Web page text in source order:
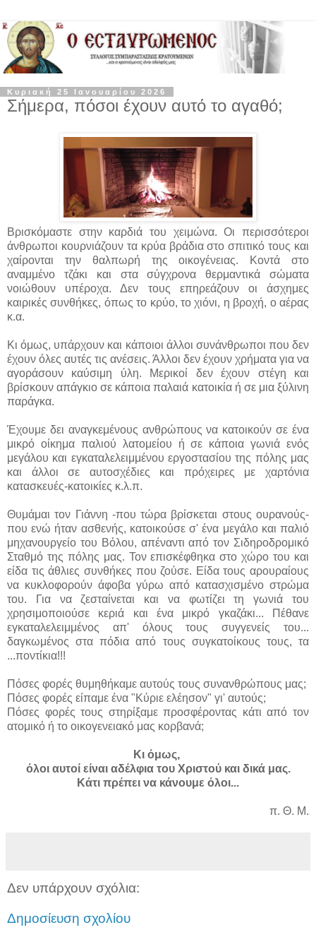
Κυριακή 25 Ιανουαρίου 2026
Σήμερα, πόσοι έχουν αυτό το αγαθό;
Βρισκόμαστε στην καρδιά του χειμώνα. Οι περισσότεροι
άνθρωποι κουρνιάζουν τα κρύα βράδια στο σπιτικό τους και
χαίρονται την θαλπωρή της οικογένειας. Κοντά στο
αναμμένο τζάκι και στα σύγχρονα θερμαντικά σώματα
νοιώθουν υπέροχα. Δεν τους επηρεάζουν οι άσχημες
καιρικές συνθήκες, όπως το κρύο, το χιόνι, η βροχή, ο αέρας
κ.α.
Κι όμως, υπάρχουν και κάποιοι άλλοι συνάνθρωποι που δεν
έχουν όλες αυτές τις ανέσεις. Άλλοι δεν έχουν χρήματα για να
αγοράσουν καύσιμη ύλη. Μερικοί δεν έχουν στέγη και
βρίσκουν απάγκιο σε κάποια παλαιά κατοικία ή σε μια ξύλινη
παράγκα.
Έχουμε δει αναγκεμένους ανθρώπους να κατοικούν σε ένα
μικρό οίκημα παλιού λατομείου ή σε κάποια γωνιά ενός
μεγάλου και εγκαταλελειμμένου εργοστασίου της πόλης μας
και άλλοι σε αυτοσχέδιες και πρόχειρες με χαρτόνια
κατασκευές-κατοικίες κ.λ.π.
Θυμάμαι τον Γιάννη -που τώρα βρίσκεται στους ουρανούς-
που ενώ ήταν ασθενής, κατοικούσε σ' ένα μεγάλο και παλιό
μηχανουργείο του Βόλου, απέναντι από τον Σιδηροδρομικό
Σταθμό της πόλης μας. Τον επισκέφθηκα στο χώρο του και
είδα τις άθλιες συνθήκες που ζούσε. Είδα τους αρουραίους
να κυκλοφορούν άφοβα γύρω από κατασχισμένο στρώμα
του. Για να ζεσταίνεται και να φωτίζει τη γωνιά του
χρησιμοποιούσε κεριά και ένα μικρό γκαζάκι... Πέθανε
εγκαταλελειμμένος απ' όλους τους συγγενείς του...
δαγκωμένος στα πόδια από τους συγκατοίκους τους, τα
...ποντίκια!!!
Πόσες φορές θυμηθήκαμε αυτούς τους συνανθρώπους μας;
Πόσες φορές είπαμε ένα "Κύριε ελέησον" γι' αυτούς;
Πόσες φορές τους στηρίξαμε προσφέροντας κάτι από τον
ατομικό ή το οικογενειακό μας κορβανά;
Κι όμως,
όλοι αυτοί είναι αδέλφια του Χριστού και δικά μας.
Κάτι πρέπει να κάνουμε όλοι...
π. Θ. Μ.
Δεν υπάρχουν σχόλια:
Δημοσίευση σχολίου